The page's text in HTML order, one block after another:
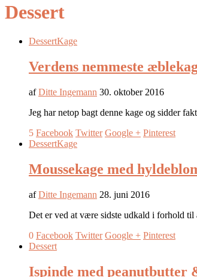
Dessert
DessertKage
Verdens nemmeste
afDitte Ingemann 30. oktober 2016
Jeg har netop bagt denne kage og sidder
5 Facebook Twitter Google + Pinterest
DessertKage
Moussekage med
afDitte Ingemann 28. juni 2016
Det er ved at være sidste udkald i forhold
0 Facebook Twitter Google + Pinterest
Dessert
Ispinde med peanutbutter